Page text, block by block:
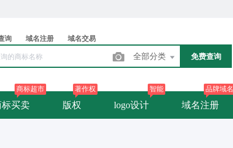
询 域名注册 域名交易
全部分类 免费查询
标买卖
商标超市
版权
著作权
logo设计
智能
域名注册
品牌域名